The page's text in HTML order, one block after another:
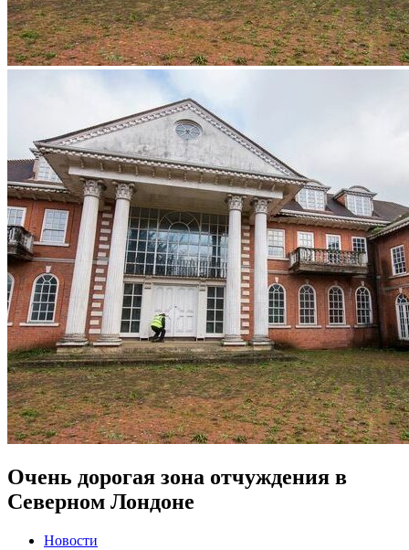
Очень дорогая зона отчуждения в
Северном Лондоне
Новости